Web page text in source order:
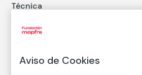
Técnica
plata
Medidas mancha: 27,5 × 36,8 cm
Medidas papel: 35,6 × 43 cm
Aviso de Cookies